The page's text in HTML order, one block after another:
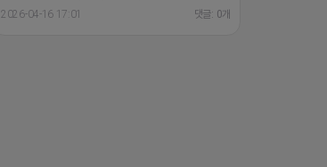
2026-04-16 17:01 댓글: 0개